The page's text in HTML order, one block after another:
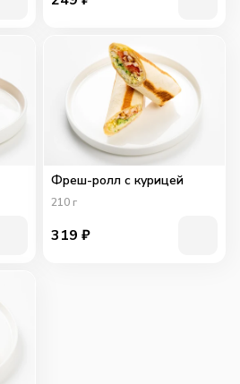
Фреш-ролл с курицей
210 г
319 ₽